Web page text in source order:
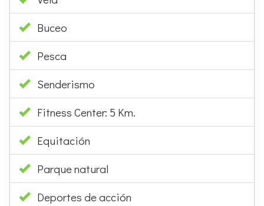
Buceo
Pesca
Senderismo
Fitness Center: 5 Km.
Equitación
Parque natural
Deportes de acción